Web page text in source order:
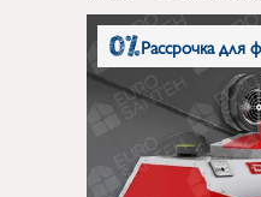
Рассрочка для